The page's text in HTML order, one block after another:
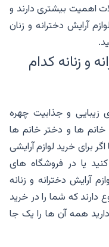
اهمیت بیشتری دارند و
آرایش دخترانه و زنان
و زنانه کدام
زیبایی و جذابیت چهره
خانم ها و دختر خانم ها
برای خرید لوازم آرایشی
یا در فروشگاه های
آرایش دخترانه و زنانه
دارند که شما را در خرید
همه آن ها را یک جا